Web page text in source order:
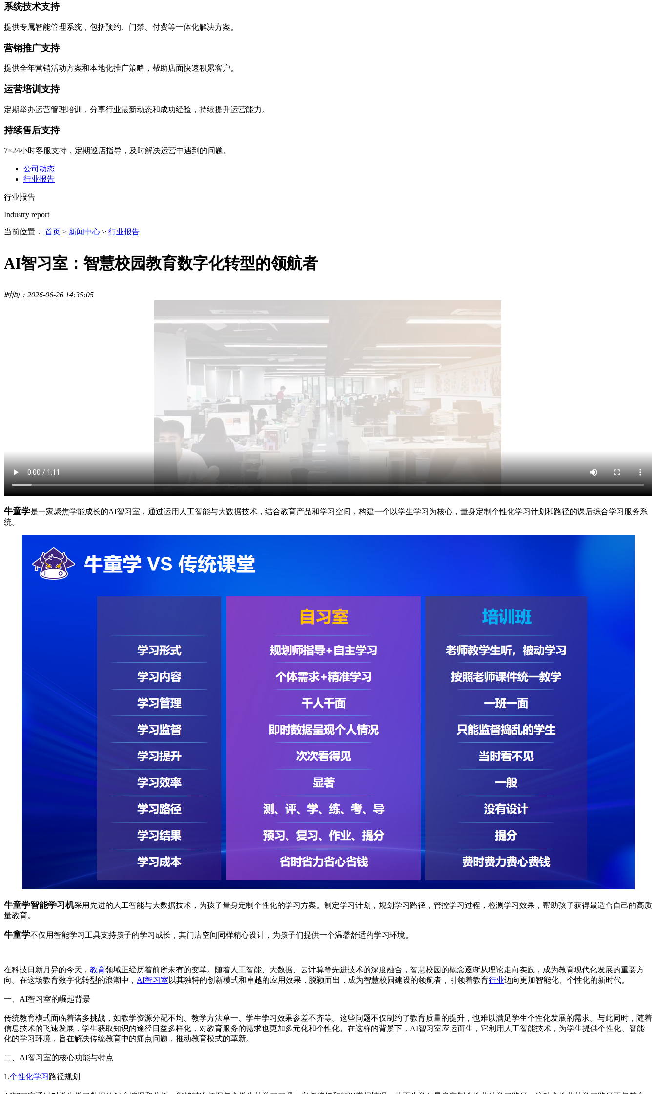
系统技术支持
提供专属智能管理系统，包括预约、门禁、付费等一体化解决方案。
营销推广支持
提供全年营销活动方案和本地化推广策略，帮助店面快速积累客户。
运营培训支持
定期举办运营管理培训，分享行业最新动态和成功经验，持续提升运营能力。
持续售后支持
7×24小时客服支持，定期巡店指导，及时解决运营中遇到的问题。
公司动态
行业报告
行业报告
Industry report
当前位置： 首页 > 新闻中心 > 行业报告
AI智习室：智慧校园教育数字化转型的领航者
时间：2026-06-26 14:35:05
牛童学是一家聚焦学能成长的AI智习室，通过运用人工智能与大数据技术，结合教育产品和学习空间，构建一个以学生学习为核心，量身定制个性化学习计划和路径的课后综合学习服务系
统。
牛童学智能学习机采用先进的人工智能与大数据技术，为孩子量身定制个性化的学习方案。制定学习计划，规划学习路径，管控学习过程，检测学习效果，帮助孩子获得最适合自己的高质
量教育。
牛童学不仅用智能学习工具支持孩子的学习成长，其门店空间同样精心设计，为孩子们提供一个温馨舒适的学习环境。
在科技日新月异的今天， 教育领域正经历着前所未有的变革。随着人工智能、大数据、云计算等先进技术的深度融合，智慧校园的概念逐渐从理论走向实践，成为教育现代化发展的重要方
向。在这场教育数字化转型的浪潮中， AI智习室 以其独特的创新模式和卓越的应用效果，脱颖而出，成为智慧校园建设的领航者，引领着教育行业迈向更加智能化、个性化的新时代。
一、AI智习室的崛起背景
传统教育模式面临着诸多挑战，如教学资源分配不均、教学方法单一、学生学习效果参差不齐等。这些问题不仅制约了教育质量的提升，也难以满足学生个性化发展的需求。与此同时，随着
信息技术的飞速发展，学生获取知识的途径日益多样化，对教育服务的需求也更加多元化和个性化。在这样的背景下，AI智习室应运而生，它利用人工智能技术，为学生提供个性化、智能
化的学习环境，旨在解决传统教育中的痛点问题，推动教育模式的革新。
二、AI智习室的核心功能与特点
1.个性化学习路径规划